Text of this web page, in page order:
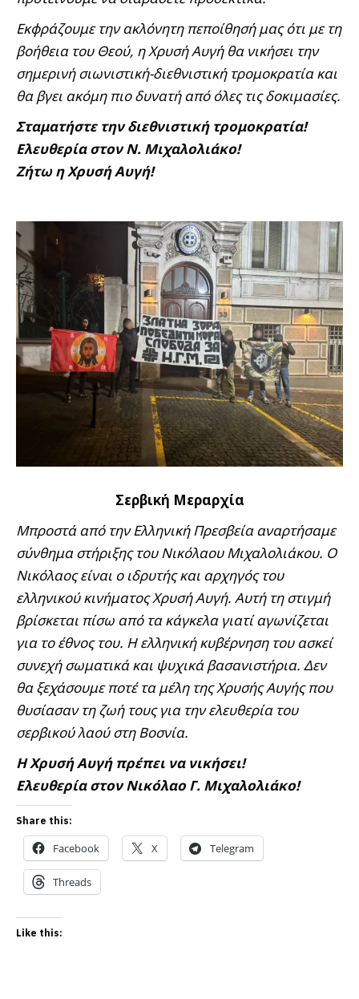
Εκφράζουμε την ακλόνητη πεποίθησή μας ότι με τη
βοήθεια του Θεού, η Χρυσή Αυγή θα νικήσει την
σημερινή σιωνιστική-διεθνιστική τρομοκρατία και
θα βγει ακόμη πιο δυνατή από όλες τις δοκιμασίες.
Σταματήστε την διεθνιστική τρομοκρατία!
Ελευθερία στον Ν. Μιχαλολιάκο!
Ζήτω η Χρυσή Αυγή!
Σερβική Μεραρχία
Μπροστά από την Ελληνική Πρεσβεία αναρτήσαμε
σύνθημα στήριξης του Νικόλαου Μιχαλολιάκου. Ο
Νικόλαος είναι ο ιδρυτής και αρχηγός του
ελληνικού κινήματος Χρυσή Αυγή. Αυτή τη στιγμή
βρίσκεται πίσω από τα κάγκελα γιατί αγωνίζεται
για το έθνος του. Η ελληνική κυβέρνηση του ασκεί
συνεχή σωματικά και ψυχικά βασανιστήρια. Δεν
θα ξεχάσουμε ποτέ τα μέλη της Χρυσής Αυγής που
θυσίασαν τη ζωή τους για την ελευθερία του
σερβικού λαού στη Βοσνία.
Η Χρυσή Αυγή πρέπει να νικήσει!
Ελευθερία στον Νικόλαο Γ. Μιχαλολιάκο!
Share this:
Facebook X Telegram
Threads
Like this: